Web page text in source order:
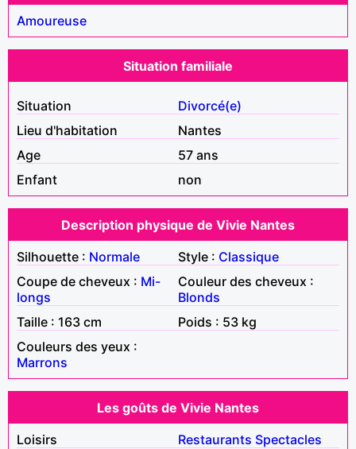
Amoureuse
Situation familiale
Situation
Divorcé(e)
Lieu d'habitation
Nantes
Age
57 ans
Enfant
non
Description physique de Vivie Nantes
Silhouette : Normale Style : Classique
Coupe de cheveux : Mi-
longs
Couleur des cheveux :
Blonds
Taille : 163 cm
Poids : 53 kg
Couleurs des yeux :
Marrons
Les goûts de Vivie Nantes
Loisirs
Restaurants Spectacles